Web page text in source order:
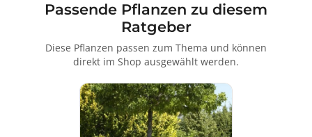
Passende Pflanzen zu diesem
Ratgeber
Diese Pflanzen passen zum Thema und können
direkt im Shop ausgewählt werden.